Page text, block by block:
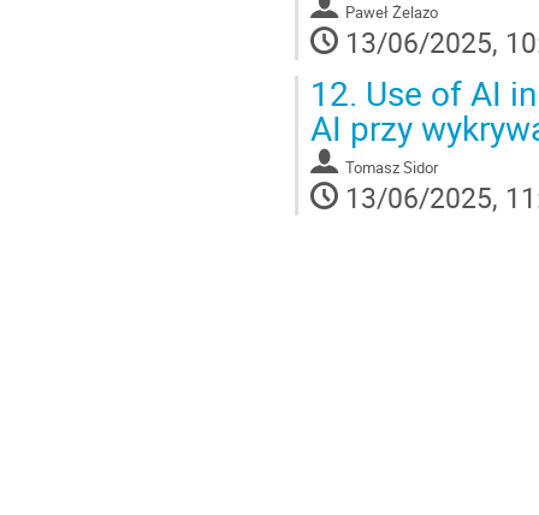
Paweł Żelazo
13/06/2025,
12. Use of AI
AI przy
Tomasz Sidor
13/06/2025,